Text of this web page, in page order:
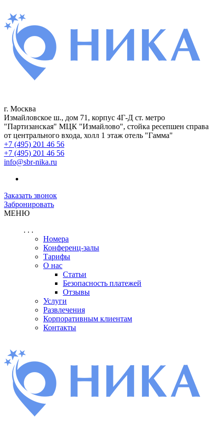
г. Москва
Измайловское ш., дом 71, корпус 4Г-Д ст. метро
"Партизанская" МЦК "Измайлово", стойка ресепшен справа
от центрального входа, холл 1 этаж отель "Гамма"
+7 (495) 201 46 56
+7 (495) 201 46 56
info@sbr-nika.ru
Заказать звонок
Забронировать
МЕНЮ
. . .
Номера
Конференц-залы
Тарифы
О нас
Статьи
Безопасность платежей
Отзывы
Услуги
Развлечения
Корпоративным клиентам
Контакты